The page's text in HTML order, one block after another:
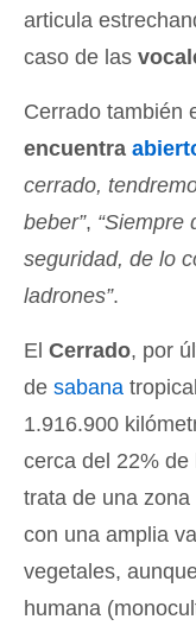
articula
caso de las
Cerrado también
encuentra
cerrado,
beber”, “Siempre
seguridad, de lo
ladrones”.
El Cerrado, por
de sabana
1.916.900
cerca del 22%
trata de una
con una amplia
vegetales,
humana